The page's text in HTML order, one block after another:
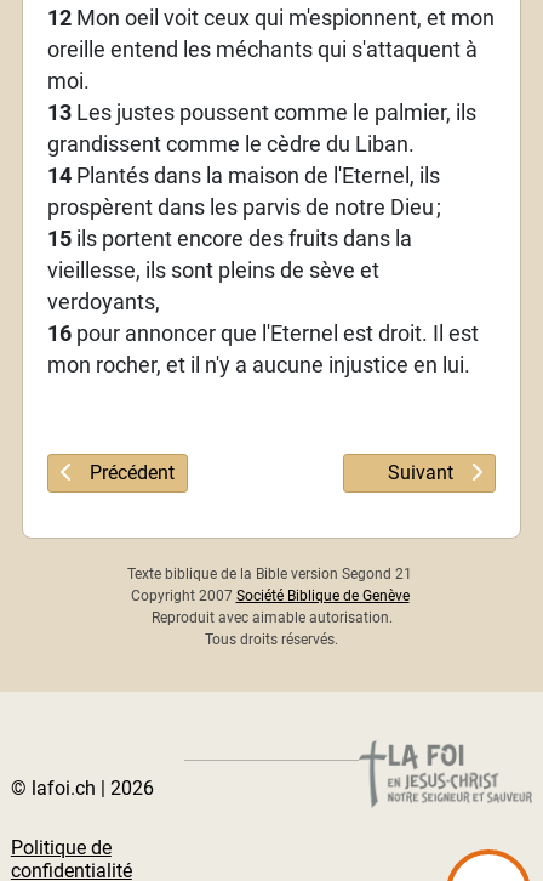
12Mon oeil voit ceux qui m'espionnent, et mon
oreille entend les méchants qui s'attaquent à
moi.
13Les justes poussent comme le palmier, ils
grandissent comme le cèdre du Liban.
14Plantés dans la maison de l'Eternel, ils
prospèrent dans les parvis de notre Dieu ;
15ils portent encore des fruits dans la
vieillesse, ils sont pleins de sève et
verdoyants,
16pour annoncer que l'Eternel est droit. Il est
mon rocher, et il n'y a aucune injustice en lui.
Article précédent : Psaume 91
Précédent Article suivant :
Suivant
Texte biblique de la Bible version Segond 21
Copyright 2007 Société Biblique de Genève
Reproduit avec aimable autorisation.
Tous droits réservés.
© lafoi.ch | 2026
Politique de
confidentialité